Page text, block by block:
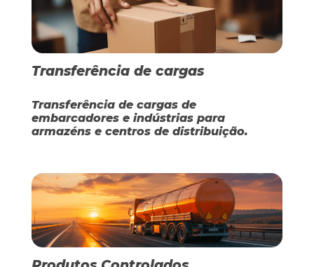
Transferência de cargas
Transferência de cargas de
embarcadores e indústrias para
armazéns e centros de distribuição.